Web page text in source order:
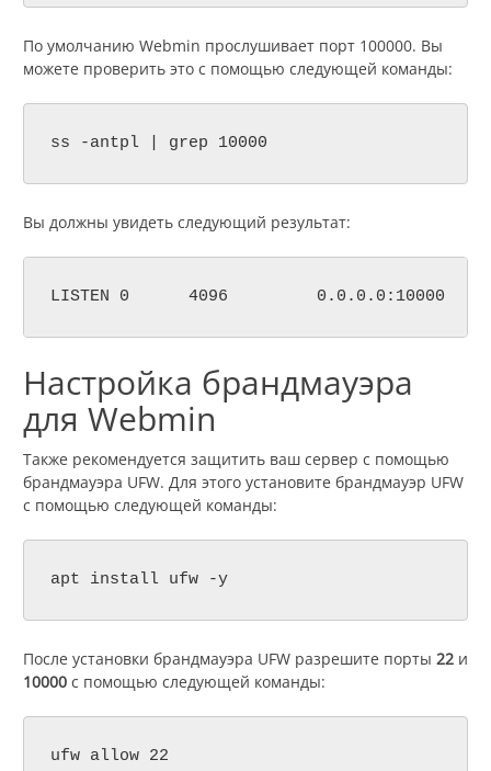
По умолчанию Webmin прослушивает порт 100000. Вы
можете проверить это с помощью следующей команды:
ss -antpl | grep 10000
Вы должны увидеть следующий результат:
Настройка брандмауэра
для Webmin
Также рекомендуется защитить ваш сервер с помощью
брандмауэра UFW. Для этого установите брандмауэр UFW
с помощью следующей команды:
apt install ufw -y
После установки брандмауэра UFW разрешите порты 22 и
10000 с помощью следующей команды:
ufw allow 22